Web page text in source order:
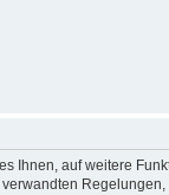
Ihnen, auf weitere